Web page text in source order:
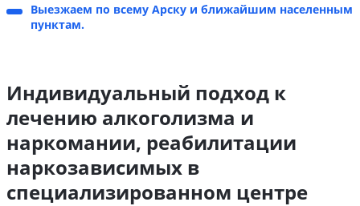
Выезжаем по всему Арску и ближайшим населенным
пунктам.
Индивидуальный подход к
лечению алкоголизма и
наркомании, реабилитации
наркозависимых в
специализированном центре